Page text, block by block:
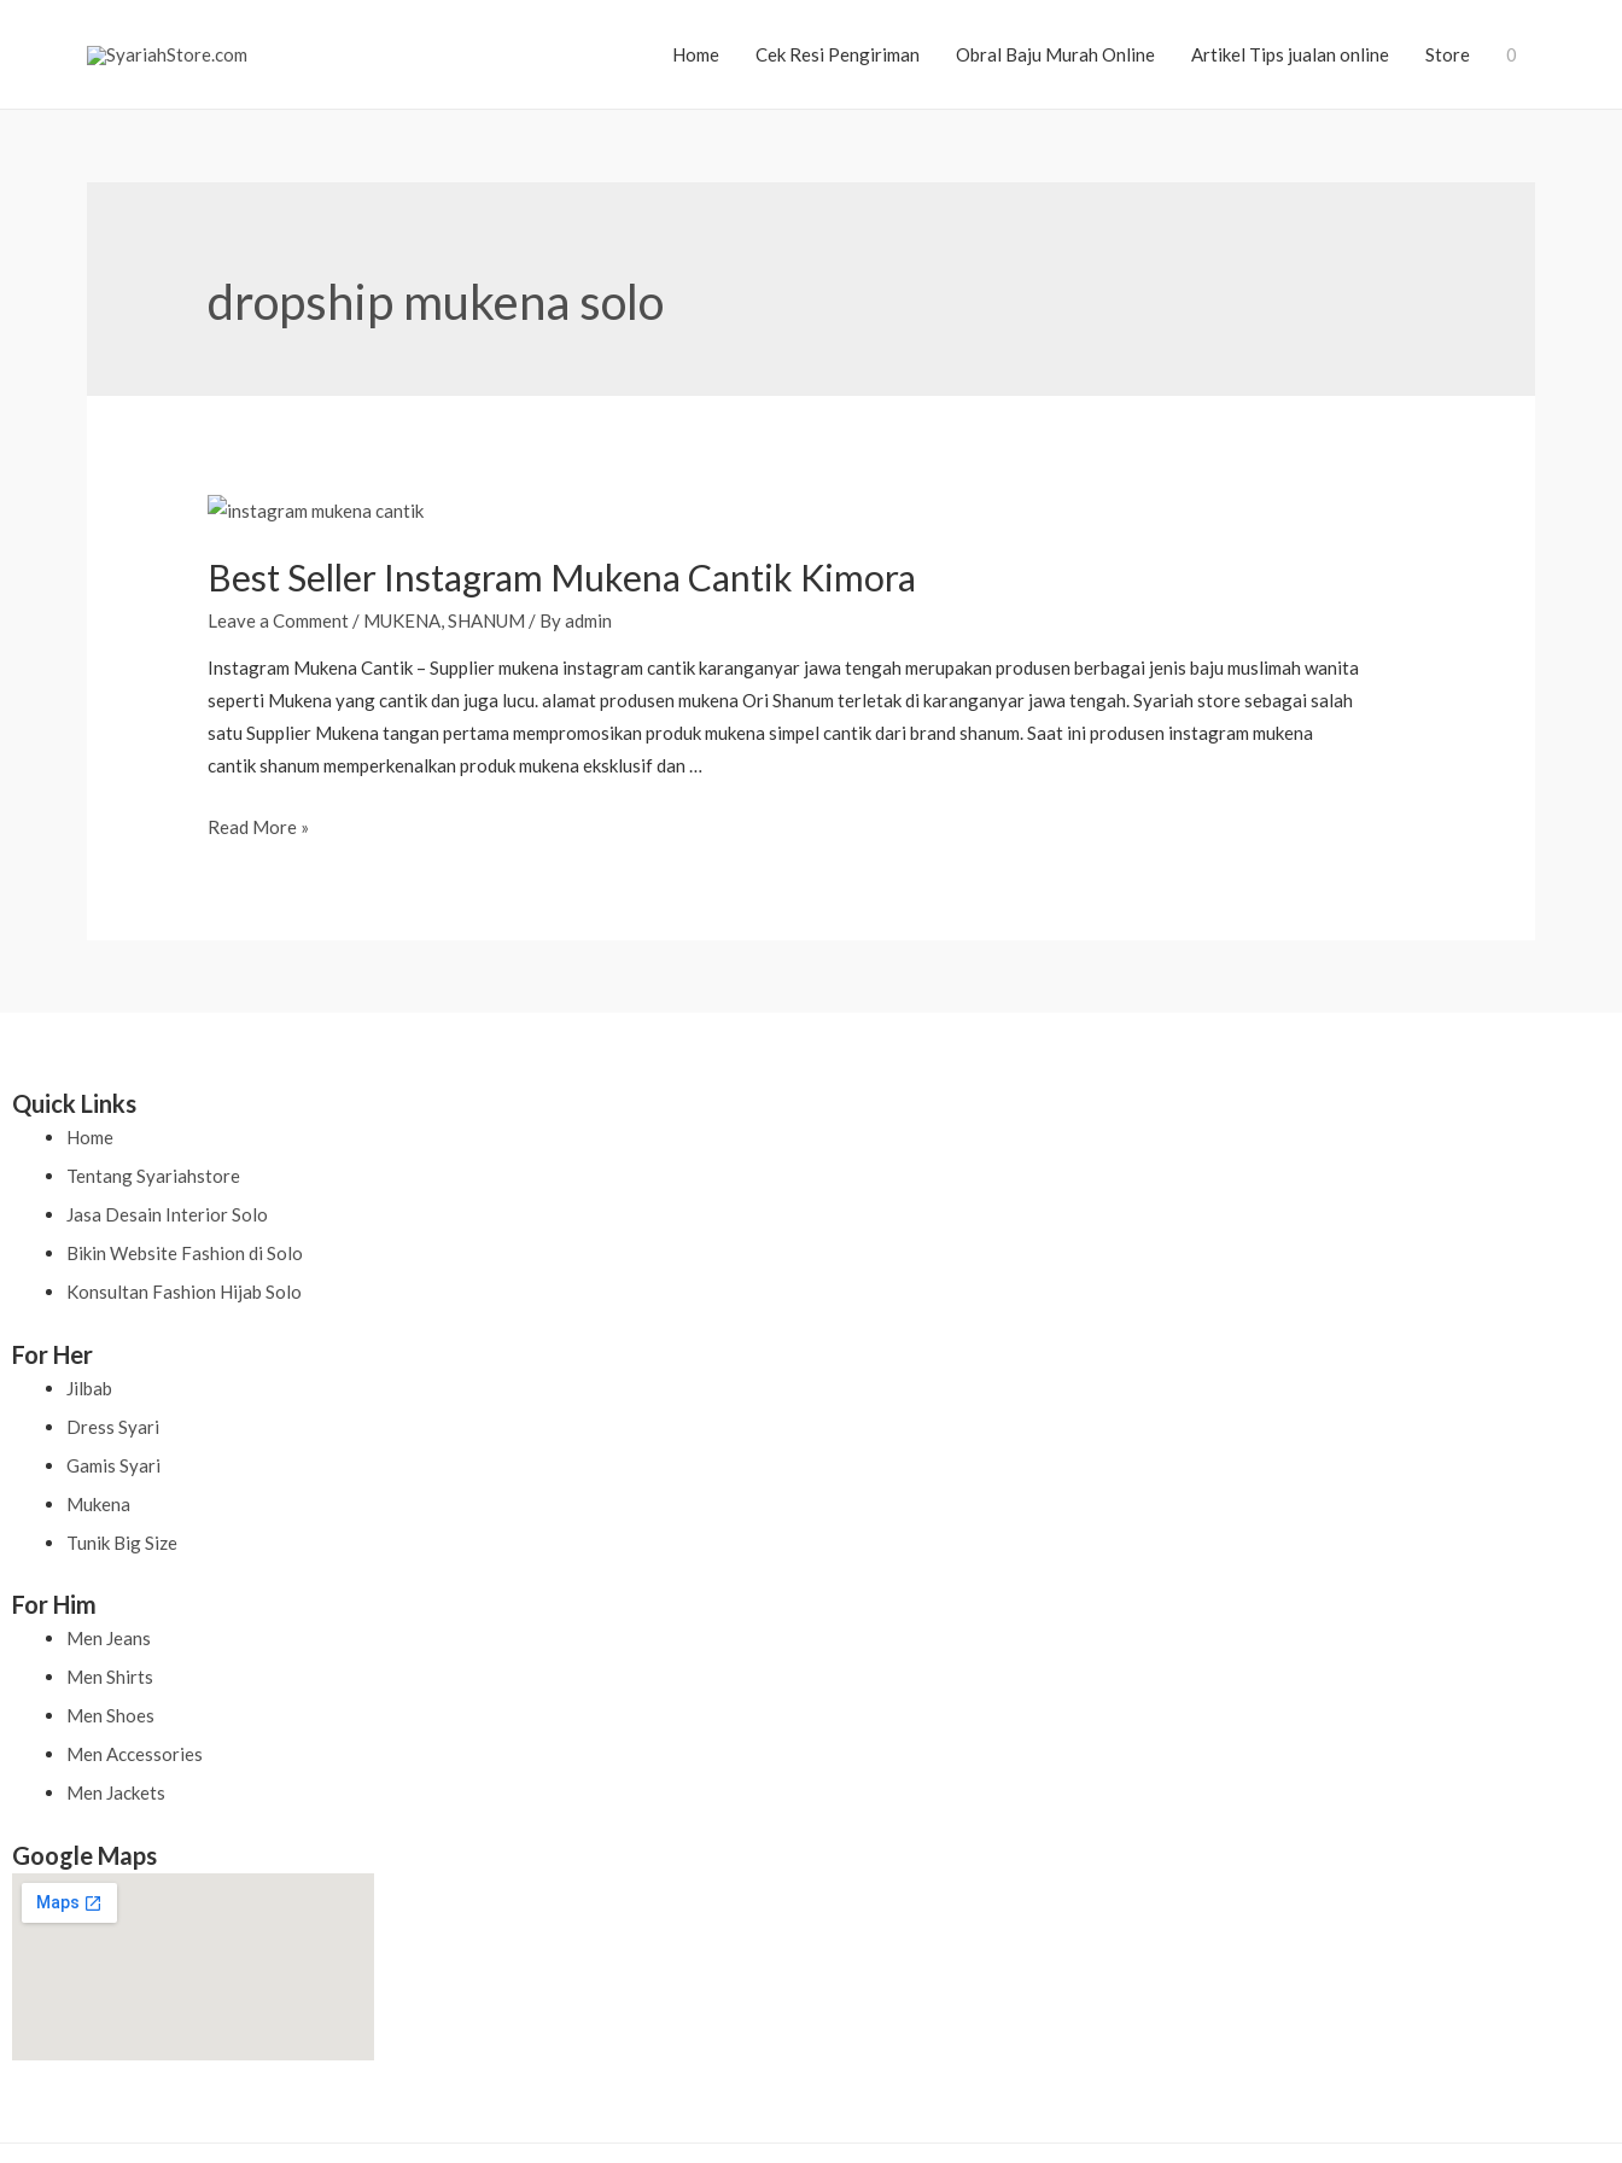
Home Cek Resi Pengiriman Obral Baju Murah Online Artikel Tips jualan online Store 0
dropship mukena solo
Best Seller Instagram Mukena Cantik Kimora
Leave a Comment / MUKENA,SHANUM / Byadmin
Instagram Mukena Cantik – Supplier mukena instagram cantik karanganyar jawa tengah merupakan produsen berbagai jenis baju muslimah wanita
seperti Mukena yang cantik dan juga lucu. alamat produsen mukena Ori Shanum terletak di karanganyar jawa tengah. Syariah store sebagai salah
satu Supplier Mukena tangan pertama mempromosikan produk mukena simpel cantik dari brand shanum. Saat ini produsen instagram mukena
cantik shanum memperkenalkan produk mukena eksklusif dan …
Best
Read More »
Quick Links
Home
Tentang Syariahstore
Jasa Desain Interior Solo
Bikin Website Fashion di Solo
Konsultan Fashion Hijab Solo
For Her
Jilbab
Dress Syari
Gamis Syari
Mukena
Tunik Big Size
For Him
Men Jeans
Men Shirts
Men Shoes
Men Accessories
Men Jackets
Google Maps